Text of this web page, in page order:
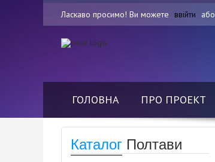
Ласкаво просимо! Ви можете ввійти або
ГОЛОВНА ПРО ПРОЕКТ
Каталог Полтави